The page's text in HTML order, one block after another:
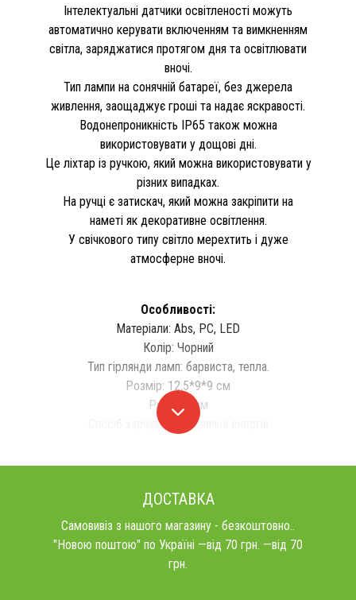
Інтелектуальні датчики освітленості можуть
автоматично керувати включенням та вимкненням
світла, заряджатися протягом дня та освітлювати
вночі.
Тип лампи на сонячній батареї, без джерела
живлення, заощаджує гроші та надає яскравості.
Водонепроникність IP65 також можна
використовувати у дощові дні.
Це ліхтар із ручкою, який можна використовувати у
різних випадках.
На ручці є затискач, який можна закріпити на
наметі як декоративне освітлення.
У свічкового типу світло мерехтить і дуже
атмосферне вночі.
Особливості:
Матеріали: Abs, PC, LED
Колір: Чорний
Тип гірлянди ламп: барвиста, тепла.
Розмір: 12,5*9*9 см
Ручка: 7 см
Спосіб харчування: сонячна енергія
ДОСТАВКА
Самовивіз з нашого магазину - безкоштовно..
"Новою поштою" по Україні —від 70 грн. —від 70
грн.